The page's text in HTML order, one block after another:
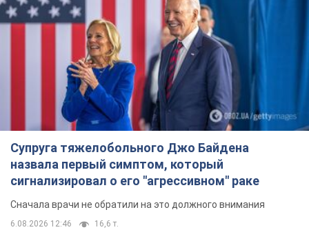
Супруга тяжелобольного Джо Байдена
назвала первый симптом, который
сигнализировал о его "агрессивном" раке
Сначала врачи не обратили на это должного внимания
6.08.2026 12:46 16,6 т.